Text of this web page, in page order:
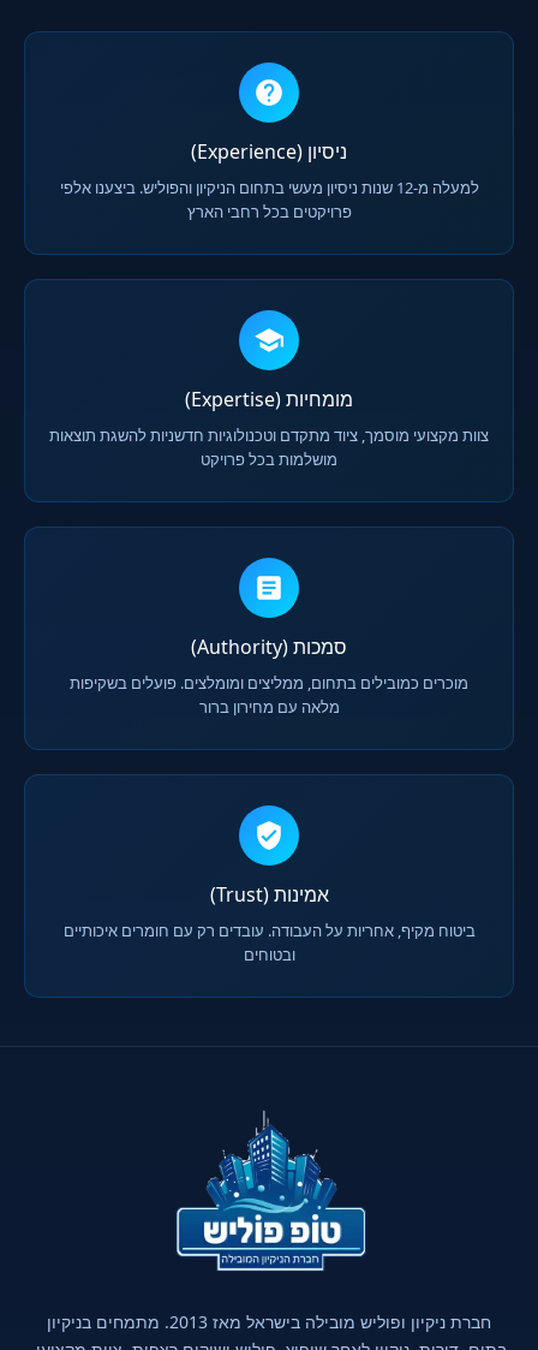
ניסיון (Experience)
למעלה מ-12 שנות ניסיון מעשי בתחום הניקיון והפוליש. ביצענו אלפי
פרויקטים בכל רחבי הארץ
מומחיות (Expertise)
צוות מקצועי מוסמך, ציוד מתקדם וטכנולוגיות חדשניות להשגת תוצאות
מושלמות בכל פרויקט
סמכות (Authority)
מוכרים כמובילים בתחום, ממליצים ומומלצים. פועלים בשקיפות
מלאה עם מחירון ברור
אמינות (Trust)
ביטוח מקיף, אחריות על העבודה. עובדים רק עם חומרים איכותיים
ובטוחים
חברת ניקיון ופוליש מובילה בישראל מאז 2013. מתמחים בניקיון